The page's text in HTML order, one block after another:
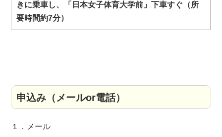
きに乗車し、
「日本女子体育大学前」下車すぐ（所
要時間約7分）
申込み（メールor電話）
１．メール